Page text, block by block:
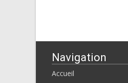
Navigation
Accueil